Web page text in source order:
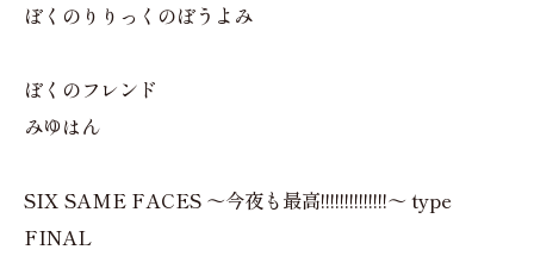
ぼくのりりっくのぼうよみ
ぼくのフレンド
みゆはん
SIX SAME FACES ～今夜も最高!!!!!!!!!!!!!!～ type
FINAL